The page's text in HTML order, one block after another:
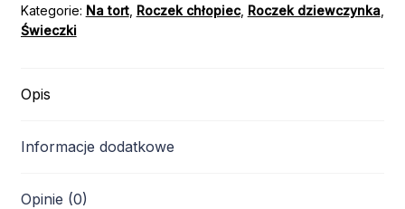
LAT"
BIAŁO
/
/
Kategorie: Na tort, Roczek chłopiec, Roczek dziewczynka,
Świeczki
Opis
Informacje dodatkowe
Opinie (0)